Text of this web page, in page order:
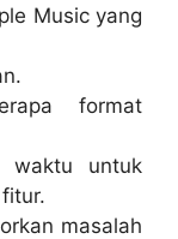
Music yang
format
waktu untuk
masalah